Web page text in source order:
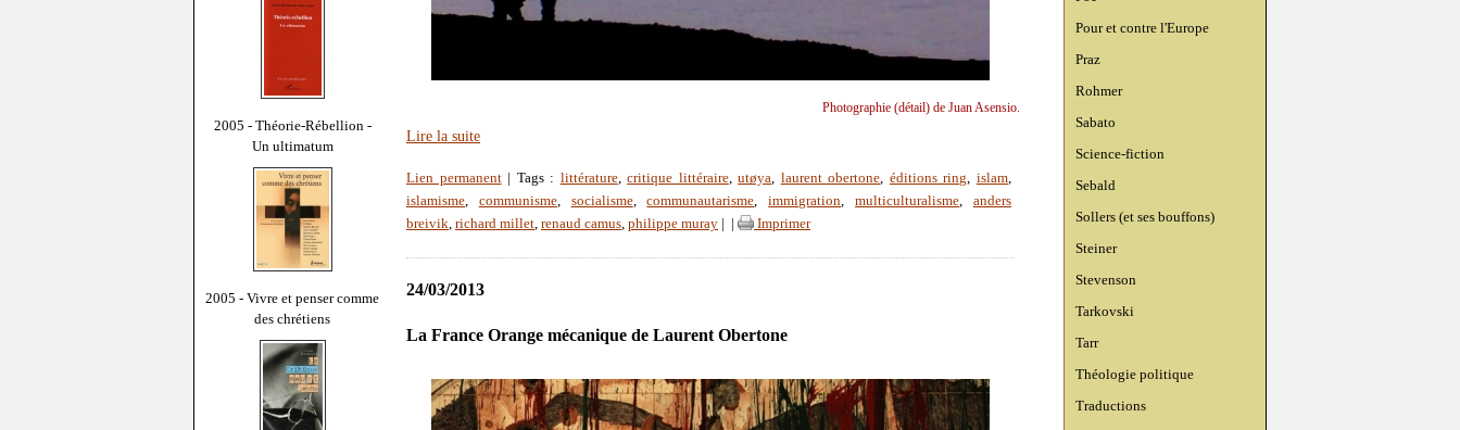
2005 - Théorie-Rébellion -
Un ultimatum
2005 - Vivre et penser comme
des chrétiens
Pour et contre l'Europe
Praz
Rohmer
Sabato
Science-fiction
Sebald
Sollers (et ses bouffons)
Steiner
Stevenson
Tarkovski
Tarr
Théologie politique
Traductions
Photographie (détail) de Juan Asensio.
Lire la suite
Lien permanent| Tags : littérature,critique littéraire,utøya, laurent obertone, éditions ring, islam,
islamisme, communisme, socialisme,communautarisme,immigration,multiculturalisme, anders
breivik, richard millet, renaud camus, philippe muray Imprimer
24/03/2013
La France Orange mécanique de Laurent Obertone